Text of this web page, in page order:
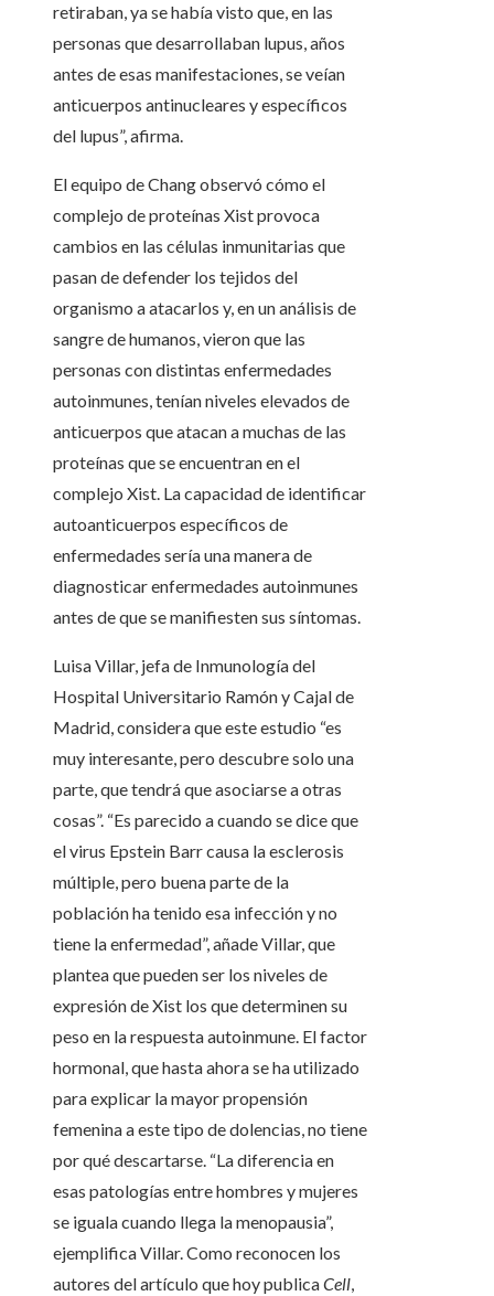
retiraban, ya se había visto que, en las
personas que desarrollaban lupus, años
antes de esas manifestaciones, se veían
anticuerpos antinucleares y específicos
del lupus”, afirma.
El equipo de Chang observó cómo el
complejo de proteínas Xist provoca
cambios en las células inmunitarias que
pasan de defender los tejidos del
organismo a atacarlos y, en un análisis de
sangre de humanos, vieron que las
personas con distintas enfermedades
autoinmunes, tenían niveles elevados de
anticuerpos que atacan a muchas de las
proteínas que se encuentran en el
complejo Xist. La capacidad de identificar
autoanticuerpos específicos de
enfermedades sería una manera de
diagnosticar enfermedades autoinmunes
antes de que se manifiesten sus síntomas.
Luisa Villar, jefa de Inmunología del
Hospital Universitario Ramón y Cajal de
Madrid, considera que este estudio “es
muy interesante, pero descubre solo una
parte, que tendrá que asociarse a otras
cosas”. “Es parecido a cuando se dice que
el virus Epstein Barr causa la esclerosis
múltiple, pero buena parte de la
población ha tenido esa infección y no
tiene la enfermedad”, añade Villar, que
plantea que pueden ser los niveles de
expresión de Xist los que determinen su
peso en la respuesta autoinmune. El factor
hormonal, que hasta ahora se ha utilizado
para explicar la mayor propensión
femenina a este tipo de dolencias, no tiene
por qué descartarse. “La diferencia en
esas patologías entre hombres y mujeres
se iguala cuando llega la menopausia”,
ejemplifica Villar. Como reconocen los
autores del artículo que hoy publicaCell,